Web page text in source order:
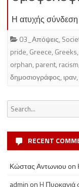
Η ατυχής
03_Απόψεις,
pride, Greece, Greeks,
orphan, parent, racism
δημοσιογράφος, ιραν,
Search
for:
RECENT
Κώστας Αντωνιου on
admin onH Πυρκαγιά